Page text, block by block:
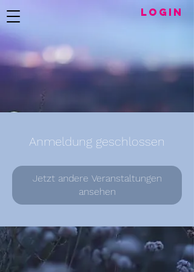
LogIN
Anmeldung geschlossen
Jetzt andere Veranstaltungen
ansehen